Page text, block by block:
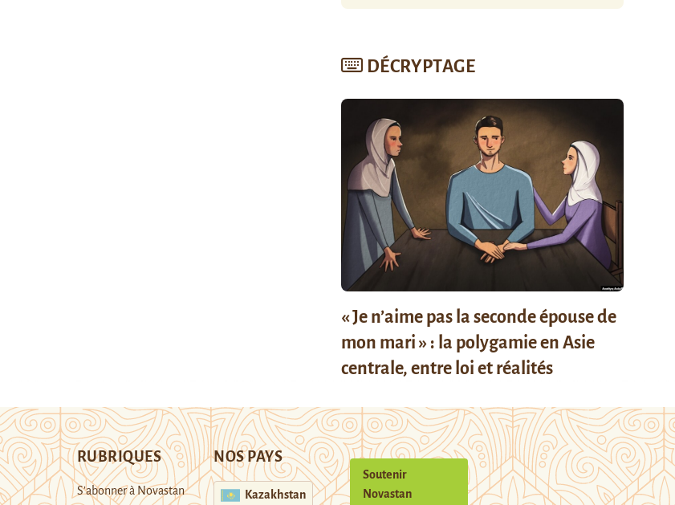
DÉCRYPTAGE
« Je n’aime pas la seconde épouse de
mon mari » : la polygamie en Asie
centrale, entre loi et réalités
RUBRIQUES
S’abonner à Novastan
NOS PAYS
Kazakhstan
Soutenir
Novastan